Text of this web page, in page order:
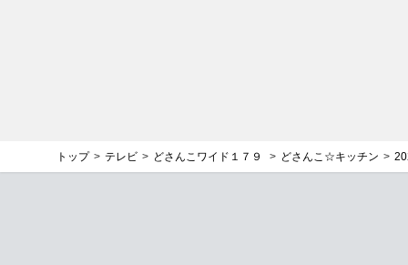
トップ テレビ どさんこワイド１７９ どさんこ☆キッチン